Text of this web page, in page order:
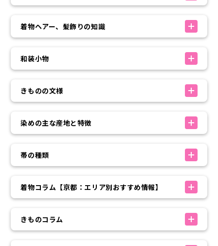
着物ヘアー、髪飾りの知識
和装小物
きものの文様
染めの主な産地と特徴
帯の種類
着物コラム【京都：エリア別おすすめ情報】
きものコラム